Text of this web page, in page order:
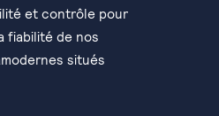
et contrôle pour
fiabilité de nos
situés